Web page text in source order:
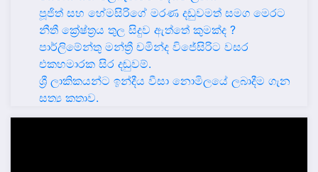
පූජිත් සහ හේමසිරිගේ මරණ දඩුවමත් සමග මෙරට
නීතී ක්‍රේෂ්ත්‍රය තුල සිදුව ඇත්තේ කුමක්ද ?
පාර්ලිමේන්තු මන්ත්‍රී චමින්ද විජේසිරිට වසර
එකහමාරක සිර දඬුවම්.
ශ්‍රී ලාකිකයන්ට ඉන්දීය වීසා නොමිලයේ ලබාදීම ගැන
සත්‍ය කතාව.